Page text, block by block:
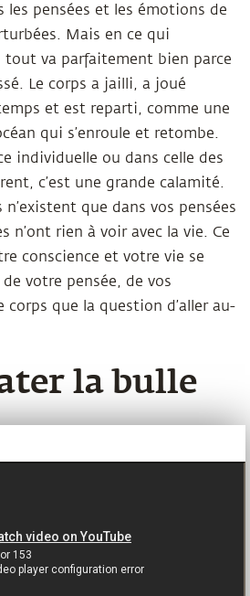
les pensées et les émotions de
Mais en ce qui
tout va parfaitement bien parce
Le corps a jailli, a joué
et est reparti, comme une
qui s’enroule et retombe.
individuelle ou dans celle des
c’est une grande calamité.
que dans vos pensées
n’ont rien à voir avec la vie. Ce
conscience et votre vie se
votre pensée, de vos
que la question d’aller au-
la bulle